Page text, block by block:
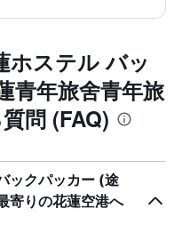
ホステル バッ
青年旅舍青年旅
問 (FAQ)
ックパッカー (途
寄りの花蓮空港へ